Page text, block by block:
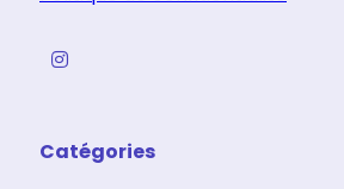
Catégories